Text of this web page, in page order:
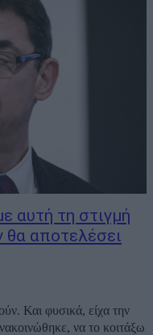
αυτή τη στιγμή
θα αποτελέσει
Και φυσικά, είχα την
να το κοιτάξω